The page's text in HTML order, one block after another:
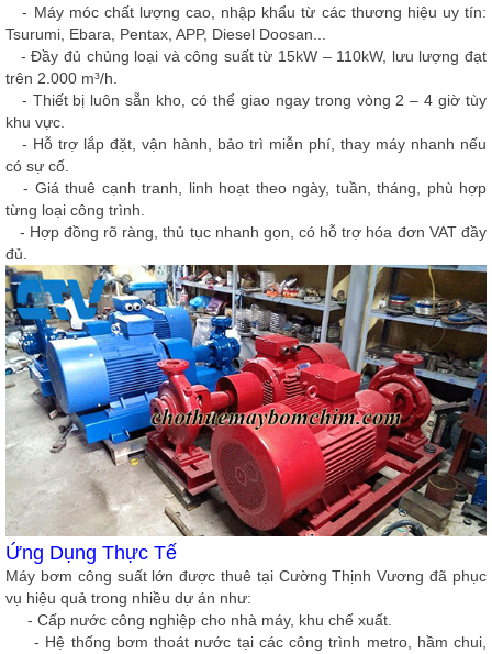
- Máy móc chất lượng cao, nhập khẩu từ các thương hiệu uy tín:
Tsurumi, Ebara, Pentax, APP, Diesel Doosan...
- Đầy đủ chủng loại và công suất từ 15kW – 110kW, lưu lượng đạt
trên 2.000 m³/h.
- Thiết bị luôn sẵn kho, có thể giao ngay trong vòng 2 – 4 giờ tùy
khu vực.
- Hỗ trợ lắp đặt, vận hành, bảo trì miễn phí, thay máy nhanh nếu
có sự cố.
- Giá thuê cạnh tranh, linh hoạt theo ngày, tuần, tháng, phù hợp
từng loại công trình.
- Hợp đồng rõ ràng, thủ tục nhanh gọn, có hỗ trợ hóa đơn VAT đầy
đủ.
Ứng Dụng Thực Tế
Máy bơm công suất lớn được thuê tại Cường Thịnh Vương đã phục
vụ hiệu quả trong nhiều dự án như:
- Cấp nước công nghiệp cho nhà máy, khu chế xuất.
- Hệ thống bơm thoát nước tại các công trình metro, hầm chui,